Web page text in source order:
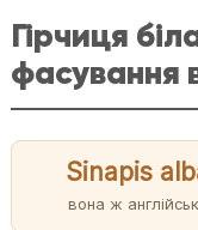
Гірчиця
фасування
Sinapis
вона ж